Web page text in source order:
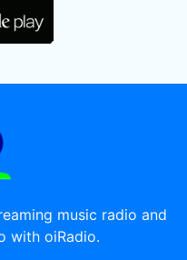
music radio and
with oiRadio.